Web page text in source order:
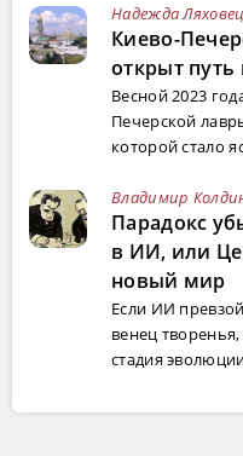
Надежда
Киево-
открыт путь
Весной 2023
Печерской
которой стало
Владимир
Парадокс
в ИИ, или
новый мир
Если ИИ
венец
стадия